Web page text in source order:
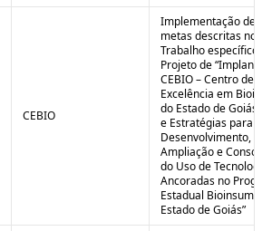
CEBIO
Implementação de
metas descritas no
Trabalho específico
Projeto de
CEBIO – Centro de
Excelência em
do Estado de Goiás
e Estratégias para o
Desenvolvimento,
Ampliação e
do Uso de
Ancoradas no
Estadual
Estado de Goiás”